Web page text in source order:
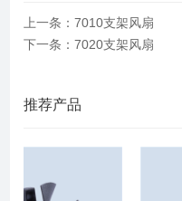
上一条：7010支架风扇
下一条：7020支架风扇
推荐产品